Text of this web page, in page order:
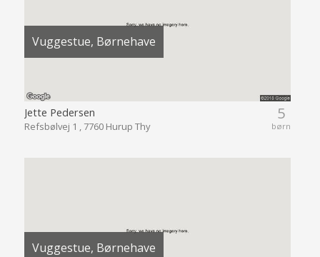
Vuggestue, Børnehave
5
børn
Jette Pedersen
Refsbølvej 1 , 7760 Hurup Thy
Vuggestue, Børnehave